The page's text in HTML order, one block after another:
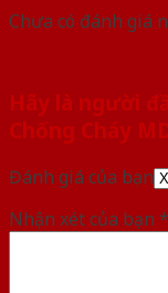
Chưa có đánh giá
Hãy là người
Chống Cháy
Đánh giá của bạn
Nhận xét của bạn *